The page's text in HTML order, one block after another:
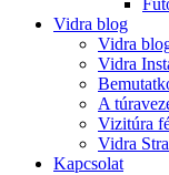
Vidra blog
Vidra
Vidra
A
Vizitúra
Vidra
Kapcsolat